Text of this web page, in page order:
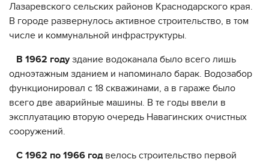
Лазаревского сельских районов Краснодарского края.
В городе развернулось активное строительство, в том
числе и коммунальной инфраструктуры.
В 1962 годуздание водоканала было всего лишь
одноэтажным зданием и напоминало барак. Водозабор
функционировал с 18 скважинами, а в гараже было
всего две аварийные машины. В те годы ввели в
эксплуатацию вторую очередь Навагинских очистных
сооружений.
С 1962 по 1966 годвелось строительство первой